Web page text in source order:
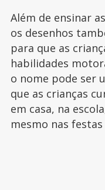
Além de ensinar
os desenhos
para que as
habilidades
o nome pode ser
que as crianças
em casa, na
mesmo nas